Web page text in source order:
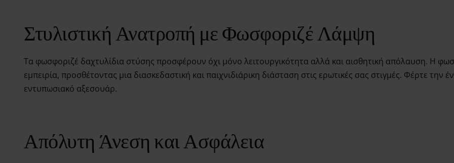
Στυλιστική Ανατροπή με Φωσφοριζέ Λάμψη
Τα φωσφοριζέ δαχτυλίδια στύσης προσφέρουν όχι μόνο λειτουργικότητα αλλά και αισθητική απόλαυση. Η
εμπειρία, προσθέτοντας μια διασκεδαστική και παιχνιδιάρικη διάσταση στις ερωτικές σας στιγμές. Φέρτε
εντυπωσιακό αξεσουάρ.
Απόλυτη Άνεση και Ασφάλεια